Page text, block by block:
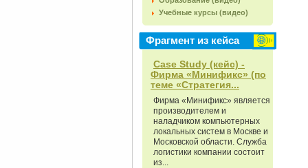
Учебные курсы (видео)
Фрагмент из кейса
Case Study (кейс) -
Фирма «Минификс» (по
теме «Стратегия...
Фирма «Минификс» является
производителем и
наладчиком компьютерных
локальных систем в Москве и
Московской области. Служба
логистики компании состоит
из...